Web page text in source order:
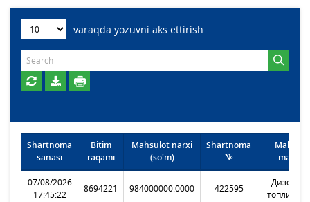
varaqda yozuvni aks ettirish
Shartnoma
sanasi
Bitim
raqami
Mahsulot narxi
(so'm)
Shartnoma
№
markasi
07/08/2026
17:45:22
8694221 984000000.0000 422595
топливо